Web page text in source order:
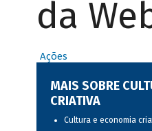
da
Ações
MAIS SOBRE
CRIATIVA
Cultura e economia